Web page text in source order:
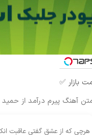
بازار ✅
آهنگ پیرم درآمد از حمید
هرچی که از عشق گفتی عاقبت